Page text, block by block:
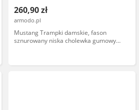
260,90 zł
armodo.pl
Mustang Trampki damskie, fason
sznurowany niska cholewka gumowy